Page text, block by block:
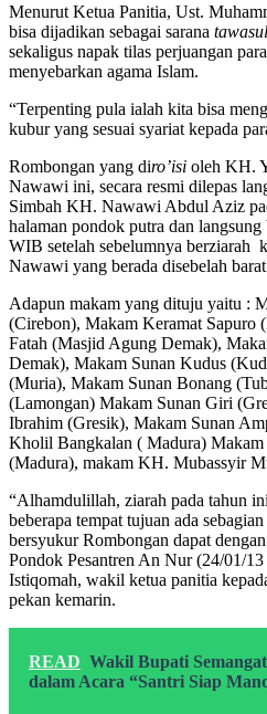
Menurut Ketua Panitia, Ust.
bisa dijadikan sebagai sarana
sekaligus napak tilas perjuangan
menyebarkan agama Islam.
“Terpenting pula ialah kita bisa
kubur yang sesuai syariat kepada
Rombongan yang diro’isi oleh KH.
Nawawi ini, secara resmi dilepas
Simbah KH. Nawawi Abdul Aziz
halaman pondok putra dan
WIB setelah sebelumnya berziarah
Nawawi yang berada disebelah
Adapun makam yang dituju yaitu :
(Cirebon), Makam Keramat Sapuro
Fatah (Masjid Agung Demak),
Demak), Makam Sunan Kudus
(Muria), Makam Sunan Bonang
(Lamongan) Makam Sunan Giri
Ibrahim (Gresik), Makam Sunan
Kholil Bangkalan ( Madura) Makam
(Madura), makam KH. Mubassyir
“Alhamdulillah, ziarah pada tahun
beberapa tempat tujuan ada
bersyukur Rombongan dapat
Pondok Pesantren An Nur (24/01/
Istiqomah, wakil ketua panitia
pekan kemarin.
READ Wakil Bupati
dalam Acara “Santri Siap